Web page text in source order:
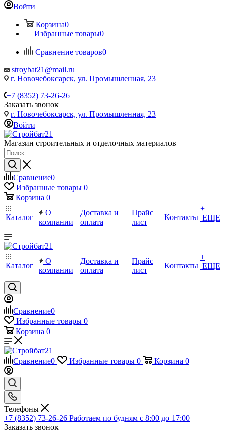
Войти
Корзина0
Избранные товары0
Сравнение товаров0
stroybat21@mail.ru
г. Новочебоксарск, ул. Промышленная, 23
+7 (8352) 73-26-26
Заказать звонок
г. Новочебоксарск, ул. Промышленная, 23
Войти
Магазин строительных и отделочных материалов
Сравнение0
Избранные товары 0
Корзина 0
Каталог
О
компании
Доставка и
оплата
Прайс
лист
Контакты
+
ЕЩЕ
Каталог
О
компании
Доставка и
оплата
Прайс
лист
Контакты
+
ЕЩЕ
Сравнение0
Избранные товары 0
Корзина 0
Сравнение0 Избранные товары 0 Корзина 0
Телефоны
+7 (8352) 73-26-26 Работаем по будням с 8:00 до 17:00
Заказать звонок